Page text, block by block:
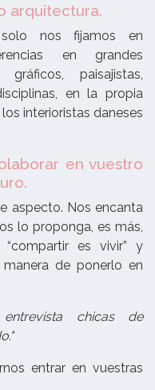
arquitectura.
nos fijamos en
en grandes
paisajistas,
en la propia
interioristas daneses
en vuestro
aspecto. Nos encanta
lo proponga, es más,
es vivir” y
de ponerlo en
chicas de
entrar en vuestras